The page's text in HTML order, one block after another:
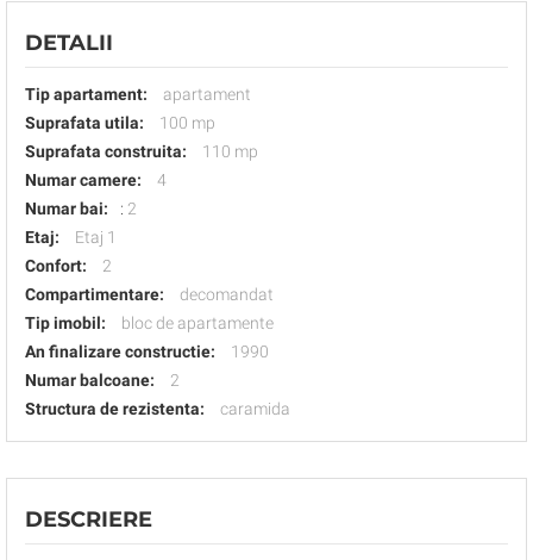
DETALII
Tip apartament:
apartament
Suprafata utila:
100 mp
Suprafata construita:
110 mp
Numar camere:
4
Numar bai:
: 2
Etaj:
Etaj 1
Confort:
2
Compartimentare:
decomandat
Tip imobil:
bloc de apartamente
An finalizare constructie:
1990
Numar balcoane:
2
Structura de rezistenta:
caramida
DESCRIERE